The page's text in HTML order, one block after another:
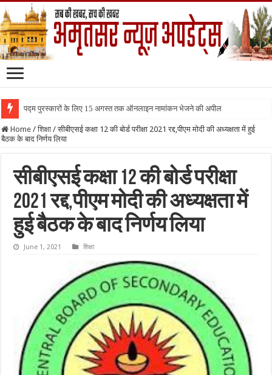
पद्म पुरस्कारों के लिए 15 अगस्त तक ऑनलाइन नामांकन भेजने की अपील
Home / शिक्षा / सीबीएसई कक्षा 12 की बोर्ड परीक्षा 2021 रद्द,पीएम मोदी की अध्यक्षता में हुई
बैठक के बाद निर्णय लिया
सीबीएसई कक्षा 12 की बोर्ड परीक्षा
2021 रद्द,पीएम मोदी की अध्यक्षता में
हुई बैठक के बाद निर्णय लिया
June 1, 2021 शिक्षा